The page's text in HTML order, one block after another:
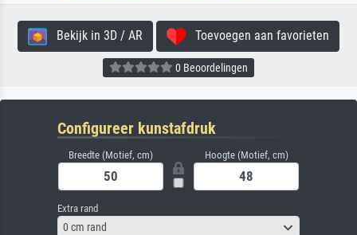
Bekijk in 3D / AR Toevoegen aan favorieten
0 Beoordelingen
Configureer kunstafdruk
Breedte (Motief, cm) Hoogte (Motief, cm)
Extra rand
0 cm rand